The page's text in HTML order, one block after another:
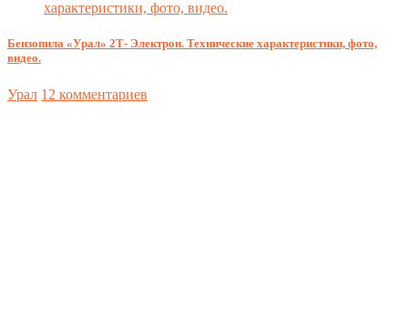
Бензопила «Урал» 2Т- Электрон. Технические характеристики, фото,
видео.
Урал 12 комментариев